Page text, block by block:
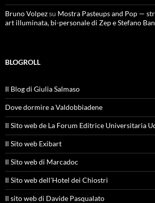
Bruno Volpezsu Mostra Pasteups and Pop —
art illuminata, bi-personale di Zep e Stefano
BLOGROLL
Il Blog di Giulia Salmaso
Dove dormire a Valdobbiadene
Il Sito web de La Forum Editrice Universitaria
Il Sito web Exibart
Il Sito web di Marcadoc
Il Sito web dell'Hotel dei Chiostri
Il sito web di Davide Pasqualato